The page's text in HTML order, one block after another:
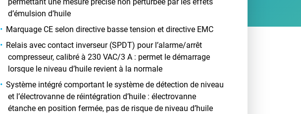
d’émulsion d’huile
Marquage CE selon directive basse tension et directive EMC
Relais avec contact inverseur (SPDT) pour l’alarme/arrêt
compresseur, calibré à 230 VAC/3 A : permet le démarrage
lorsque le niveau d’huile revient à la normale
Système intégré comportant le système de détection de niveau
et l’électrovanne de réintégration d’huile : électrovanne
étanche en position fermée, pas de risque de niveau d’huile